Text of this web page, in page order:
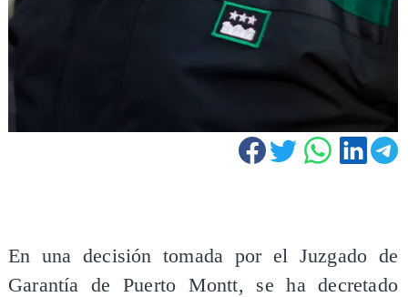
En una decisión tomada por el Juzgado de
Garantía de Puerto Montt, se ha decretado